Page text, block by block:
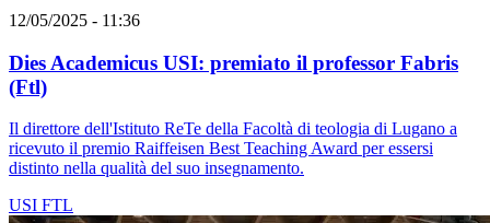
12/05/2025 - 11:36
Dies Academicus USI: premiato il professor Fabris
(Ftl)
Il direttore dell'Istituto ReTe della Facoltà di teologia di Lugano a
ricevuto il premio Raiffeisen Best Teaching Award per essersi
distinto nella qualità del suo insegnamento.
USI FTL